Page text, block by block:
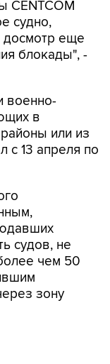
еще
блокады", -
или из
13 апреля по
судов, не
чем 50
зону